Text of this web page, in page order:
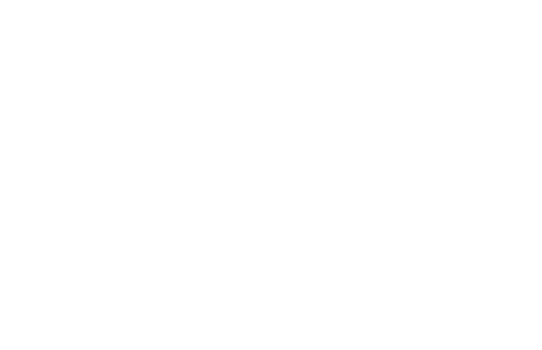
とをご了承くだ
はありません。
品に未対応品が